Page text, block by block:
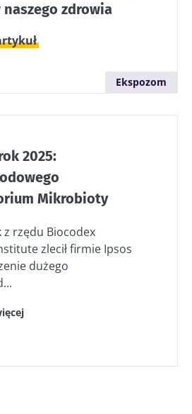
zdrowia
Ekspozom
2025:
Mikrobioty
z rzędu Biocodex
zlecił firmie Ipsos
dużego